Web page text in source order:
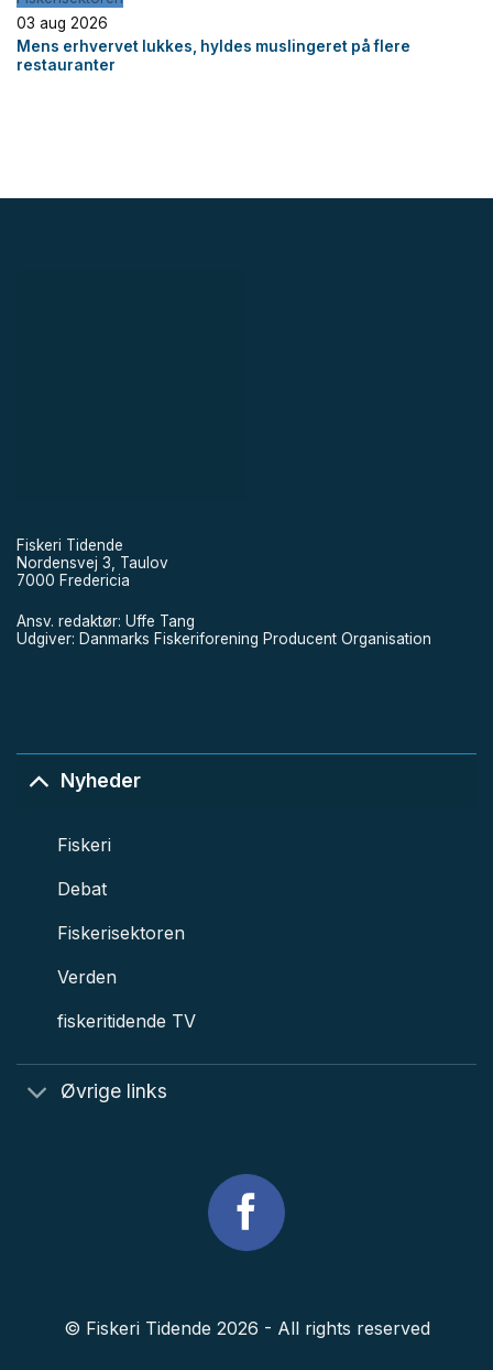
03 aug 2026
Mens erhvervet lukkes, hyldes muslingeret på flere
restauranter
Fiskeri Tidende
Nordensvej 3, Taulov
7000 Fredericia
Ansv. redaktør: Uffe Tang
Udgiver: Danmarks Fiskeriforening Producent Organisation
Nyheder
Fiskeri
Debat
Fiskerisektoren
Verden
fiskeritidende TV
Øvrige links
© Fiskeri Tidende 2026 - All rights reserved